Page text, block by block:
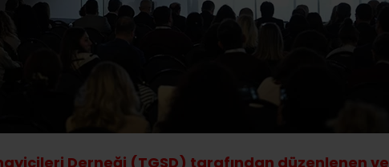
Derneği (TGSD) tarafından düzenlenen ve